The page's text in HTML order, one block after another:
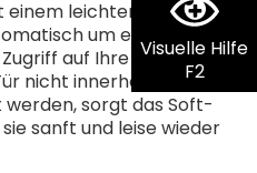
Visuelle Hilfe
F2
einem leichten Antippen
um etwa 7 cm –
auf Ihre
nicht innerhalb von drei
sorgt das Soft-
sanft und leise wieder